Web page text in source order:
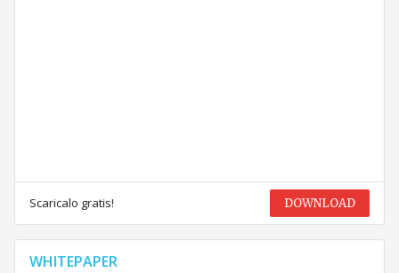
Scaricalo gratis! DOWNLOAD
WHITEPAPER